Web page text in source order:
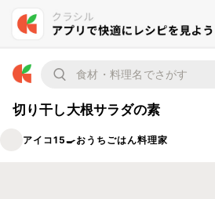
切り干し大根サラダの素
アイコ15🍳おうちごはん料理家